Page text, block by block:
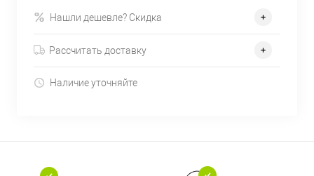
Нашли дешевле? Скидка
Рассчитать доставку
Наличие уточняйте